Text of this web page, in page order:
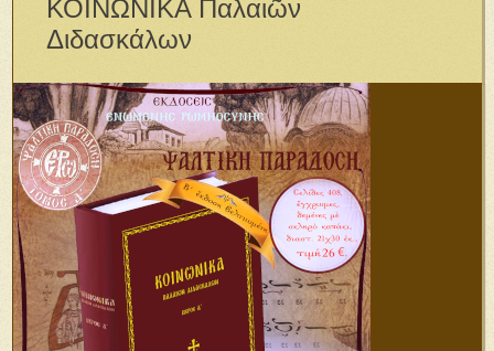
ΚΟΙΝΩΝΙΚΑ Παλαιῶν
Διδασκάλων